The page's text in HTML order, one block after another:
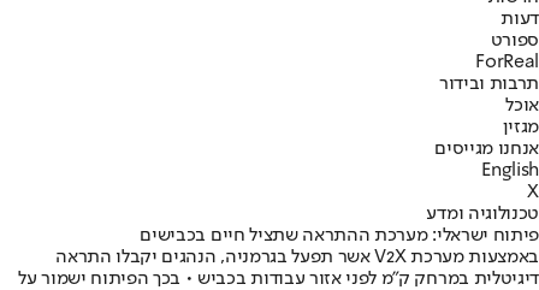
דעות
ספורט
ForReal
תרבות ובידור
אוכל
מגזין
אנחנו מגייסים
English
X
טכנולוגיה ומדע
פיתוח ישראלי: מערכת ההתראה שתציל חיים בכבישים
באמצעות מערכת V2X אשר תפעל בגרמניה, הנהגים יקבלו התראה
דיגיטלית במרחק ק"מ לפני אזור עבודות בכביש • בכך הפיתוח ישמור על